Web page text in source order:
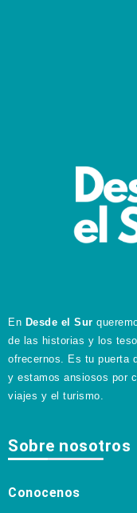
En Desde el Sur
de las historias y los
ofrecernos. Es tu puerta
y estamos ansiosos por
viajes y el turismo.
Sobre nosotros
Conocenos